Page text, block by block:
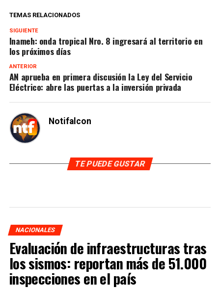
TEMAS RELACIONADOS
SIGUIENTE
Inameh: onda tropical Nro. 8 ingresará al territorio en
los próximos días
ANTERIOR
AN aprueba en primera discusión la Ley del Servicio
Eléctrico: abre las puertas a la inversión privada
Notifalcon
TE PUEDE GUSTAR
NACIONALES
Evaluación de infraestructuras tras
los sismos: reportan más de 51.000
inspecciones en el país